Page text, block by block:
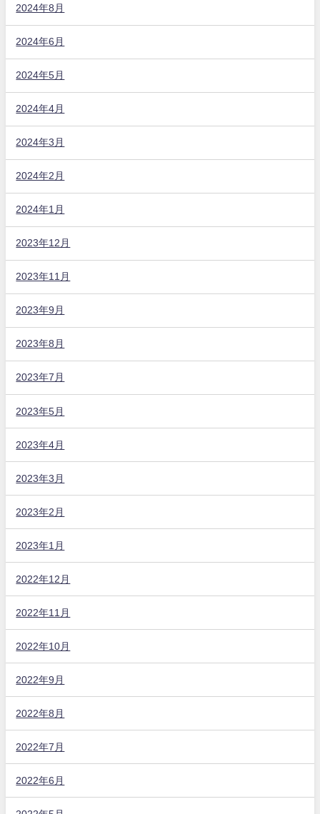
2024年8月
2024年6月
2024年5月
2024年4月
2024年3月
2024年2月
2024年1月
2023年12月
2023年11月
2023年9月
2023年8月
2023年7月
2023年5月
2023年4月
2023年3月
2023年2月
2023年1月
2022年12月
2022年11月
2022年10月
2022年9月
2022年8月
2022年7月
2022年6月